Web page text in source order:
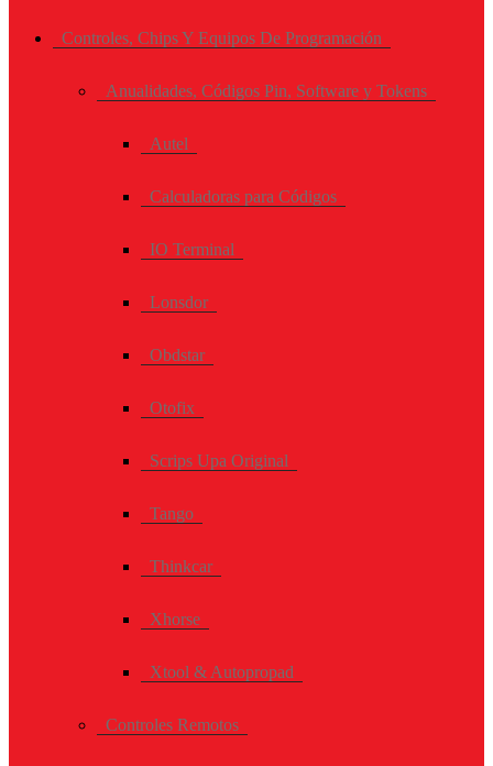
Controles, Chips Y Equipos De Programación
Anualidades, Códigos Pin, Software y Tokens
Autel
Calculadoras para Códigos
IO Terminal
Lonsdor
Obdstar
Otofix
Scrips Upa Original
Tango
Thinkcar
Xhorse
Xtool & Autopropad
Controles Remotos